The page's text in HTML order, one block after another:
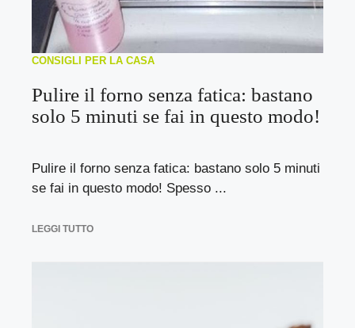
CONSIGLI PER LA CASA
Pulire il forno senza fatica: bastano
solo 5 minuti se fai in questo modo!
Pulire il forno senza fatica: bastano solo 5 minuti
se fai in questo modo! Spesso ...
LEGGI TUTTO